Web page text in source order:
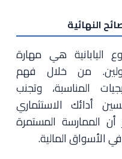
النهائية
اليابانية هي مهارة
من خلال فهم
المناسبة، وتجنب
أدائك الاستثماري
الممارسة المستمرة
الأسواق المالية.